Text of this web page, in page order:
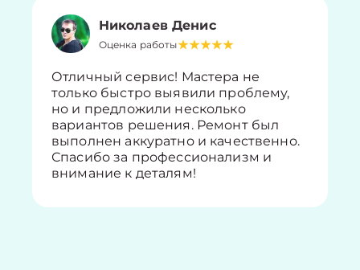
Николаев Денис
Оценка работы
Отличный сервис! Мастера не
только быстро выявили проблему,
но и предложили несколько
вариантов решения. Ремонт был
выполнен аккуратно и качественно.
Спасибо за профессионализм и
внимание к деталям!